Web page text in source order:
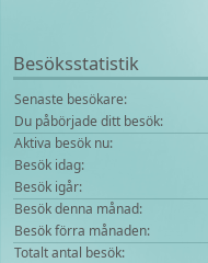
Besöksstatistik
Senaste besökare:
Du påbörjade ditt besök:
Aktiva besök nu:
Besök idag:
Besök igår:
Besök denna månad:
Besök förra månaden:
Totalt antal besök: